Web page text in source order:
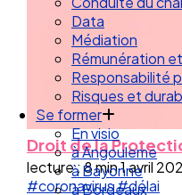
Data
Médiation
Rémunération
Responsabilité
Risques et
Se former
En visio
à Angouleme
à Bayonne
à Bordeaux
Droit de la
lecture : 8 min1 avril
#coronavirus#délai